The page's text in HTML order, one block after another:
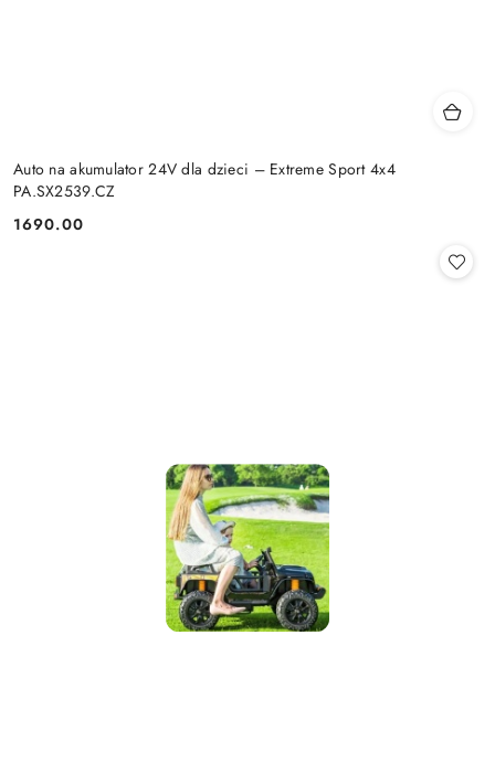
Auto na akumulator 24V dla dzieci – Extreme Sport 4x4
PA.SX2539.CZ
Cena:
1690.00